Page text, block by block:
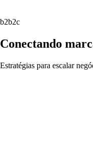
b2b2c
Conectando
Estratégias para escalar